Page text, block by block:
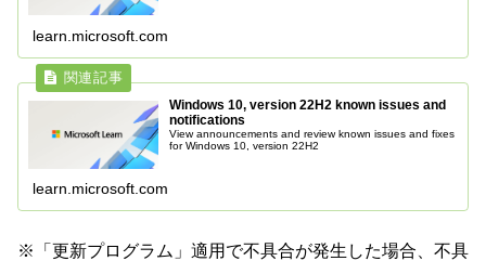
learn.microsoft.com
Windows 10, version 22H2 known issues and
notifications
View announcements and review known issues and fixes
for Windows 10, version 22H2
learn.microsoft.com
※「更新プログラム」適用で不具合が発生した場合、不具